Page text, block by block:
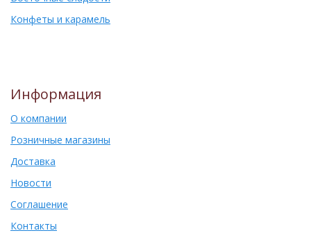
Конфеты и карамель
Информация
О компании
Розничные магазины
Доставка
Новости
Соглашение
Контакты